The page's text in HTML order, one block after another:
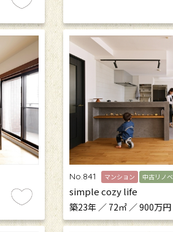
No.841 マンション 中古リノベ
simple cozy life
築23年 ／ 72㎡ ／ 900万円